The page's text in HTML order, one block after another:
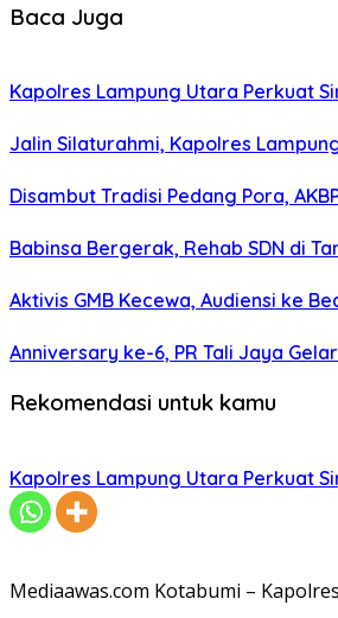
Baca Juga
Kapolres Lampung Utara Perkuat
Jalin Silaturahmi, Kapolres
Disambut Tradisi Pedang Pora,
Babinsa Bergerak, Rehab SDN di
Aktivis GMB Kecewa, Audiensi ke
Anniversary ke-6, PR Tali Jaya
Rekomendasi untuk kamu
Kapolres Lampung Utara Perkuat
Mediaawas.com Kotabumi –